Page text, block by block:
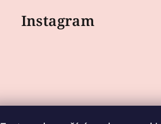
Instagram